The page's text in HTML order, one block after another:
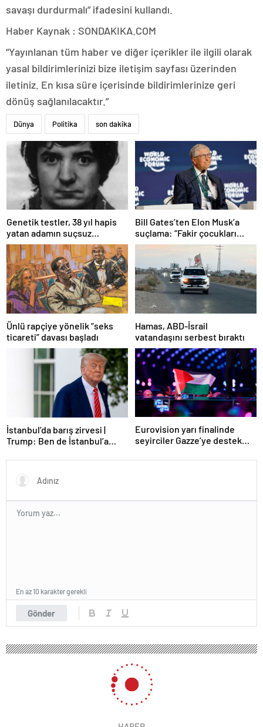
savaşı durdurmalı” ifadesini kullandı.
Haber Kaynak : SONDAKIKA.COM
“Yayınlanan tüm haber ve diğer içerikler ile ilgili olarak
yasal bildirimlerinizi bize iletişim sayfası üzerinden
iletiniz. En kısa süre içerisinde bildirimlerinize geri
dönüş sağlanılacaktır.”
Dünya Politika son dakika
Genetik testler, 38 yıl hapis
yatan adamın suçsuz
olduğunu ortaya çıkardı
Bill Gates’ten Elon Musk’a
suçlama: “Fakir çocukları
öldürdü”
Ünlü rapçiye yönelik “seks
ticareti” davası başladı
Hamas, ABD-İsrail
vatandaşını serbest bıraktı
İstanbul’da barış zirvesi |
Trump: Ben de İstanbul’a
Eurovision yarı finalinde
seyirciler Gazze’ye destek
Gönder
En az 10 karakter gerekli